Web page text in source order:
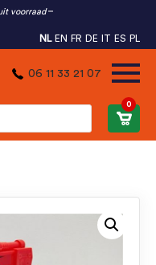
voorraad
NL EN FR DE IT ES PL
06 11 33 21 07
0